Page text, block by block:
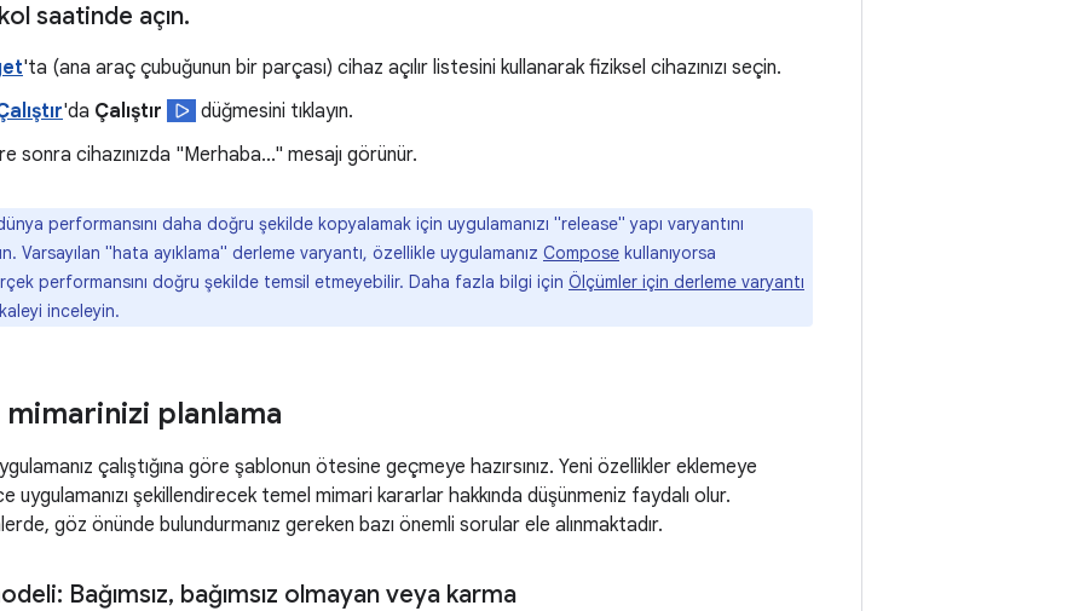
saatinde açın.
'ta (ana araç çubuğunun bir parçası) cihaz açılır listesini kullanarak fiziksel cihazınızı seçin.
'da Çalıştır
düğmesini tıklayın.
sonra cihazınızda "Merhaba..." mesajı görünür.
performansını daha doğru şekilde kopyalamak için uygulamanızı "release" yapı varyantını
Varsayılan "hata ayıklama" derleme varyantı, özellikle uygulamanız Compose kullanıyorsa
performansını doğru şekilde temsil etmeyebilir. Daha fazla bilgi için Ölçümler için derleme varyantı
inceleyin.
mimarinizi planlama
çalıştığına göre şablonun ötesine geçmeye hazırsınız. Yeni özellikler eklemeye
uygulamanızı şekillendirecek temel mimari kararlar hakkında düşünmeniz faydalı olur.
göz önünde bulundurmanız gereken bazı önemli sorular ele alınmaktadır.
Bağımsız, bağımsız olmayan veya karma